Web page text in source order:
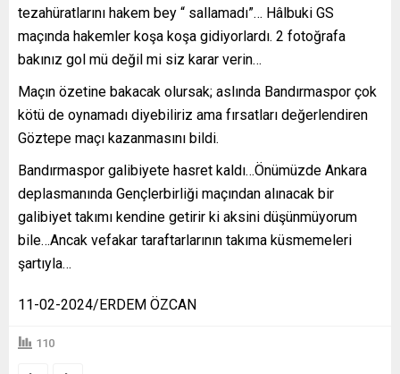
tezahüratlarını hakem bey “ sallamadı”… Hâlbuki GS
maçında hakemler koşa koşa gidiyorlardı. 2 fotoğrafa
bakınız gol mü değil mi siz karar verin…
Maçın özetine bakacak olursak; aslında Bandırmaspor çok
kötü de oynamadı diyebiliriz ama fırsatları değerlendiren
Göztepe maçı kazanmasını bildi.
Bandırmaspor galibiyete hasret kaldı…Önümüzde Ankara
deplasmanında Gençlerbirliği maçından alınacak bir
galibiyet takımı kendine getirir ki aksini düşünmüyorum
bile…Ancak vefakar taraftarlarının takıma küsmemeleri
şartıyla…
11-02-2024/ERDEM ÖZCAN
110